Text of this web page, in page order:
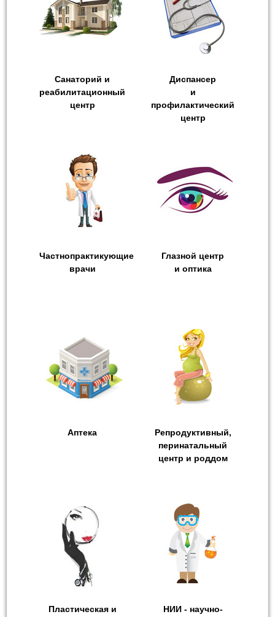
Санаторий и
реабилитационный
центр
Диспансер
и
профилактический
центр
Частнопрактикующие
врачи
Глазной центр
и оптика
Аптека
Репродуктивный,
перинатальный
центр и роддом
Пластическая и
НИИ - научно-